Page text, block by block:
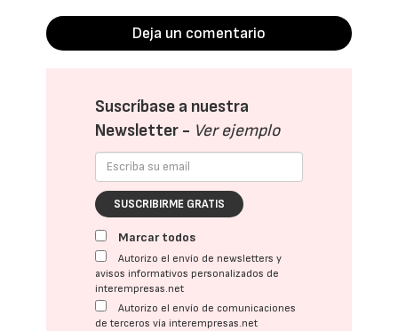
Deja un comentario
Suscríbase a nuestra
Newsletter - Ver ejemplo
SUSCRIBIRME GRATIS
Marcar todos
Autorizo el envío de newsletters y
avisos informativos personalizados de
interempresas.net
Autorizo el envío de comunicaciones
de terceros vía interempresas.net